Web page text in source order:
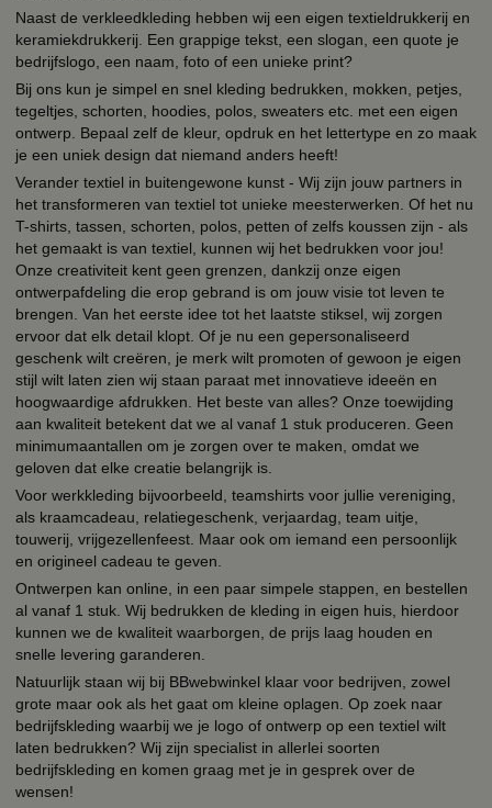
Naast de verkleedkleding hebben wij een eigen textieldrukkerij en
keramiekdrukkerij. Een grappige tekst, een slogan, een quote je
bedrijfslogo, een naam, foto of een unieke print?
Bij ons kun je simpel en snel kleding bedrukken, mokken, petjes,
tegeltjes, schorten, hoodies, polos, sweaters etc. met een eigen
ontwerp. Bepaal zelf de kleur, opdruk en het lettertype en zo maak
je een uniek design dat niemand anders heeft!
Verander textiel in buitengewone kunst - Wij zijn jouw partners in
het transformeren van textiel tot unieke meesterwerken. Of het nu
T-shirts, tassen, schorten, polos, petten of zelfs koussen zijn - als
het gemaakt is van textiel, kunnen wij het bedrukken voor jou!
Onze creativiteit kent geen grenzen, dankzij onze eigen
ontwerpafdeling die erop gebrand is om jouw visie tot leven te
brengen. Van het eerste idee tot het laatste stiksel, wij zorgen
ervoor dat elk detail klopt. Of je nu een gepersonaliseerd
geschenk wilt creëren, je merk wilt promoten of gewoon je eigen
stijl wilt laten zien wij staan paraat met innovatieve ideeën en
hoogwaardige afdrukken. Het beste van alles? Onze toewijding
aan kwaliteit betekent dat we al vanaf 1 stuk produceren. Geen
minimumaantallen om je zorgen over te maken, omdat we
geloven dat elke creatie belangrijk is.
Voor werkkleding bijvoorbeeld, teamshirts voor jullie vereniging,
als kraamcadeau, relatiegeschenk, verjaardag, team uitje,
touwerij, vrijgezellenfeest. Maar ook om iemand een persoonlijk
en origineel cadeau te geven.
Ontwerpen kan online, in een paar simpele stappen, en bestellen
al vanaf 1 stuk. Wij bedrukken de kleding in eigen huis, hierdoor
kunnen we de kwaliteit waarborgen, de prijs laag houden en
snelle levering garanderen.
Natuurlijk staan wij bij BBwebwinkel klaar voor bedrijven, zowel
grote maar ook als het gaat om kleine oplagen. Op zoek naar
bedrijfskleding waarbij we je logo of ontwerp op een textiel wilt
laten bedrukken? Wij zijn specialist in allerlei soorten
bedrijfskleding en komen graag met je in gesprek over de
wensen!